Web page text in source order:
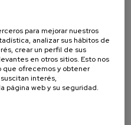
previo de los clientes
para mejorar nuestros
analizar sus hábitos de
crear un perfil de sus
en otros sitios. Esto nos
ofrecemos y obtener
interés,
página web y su seguridad.